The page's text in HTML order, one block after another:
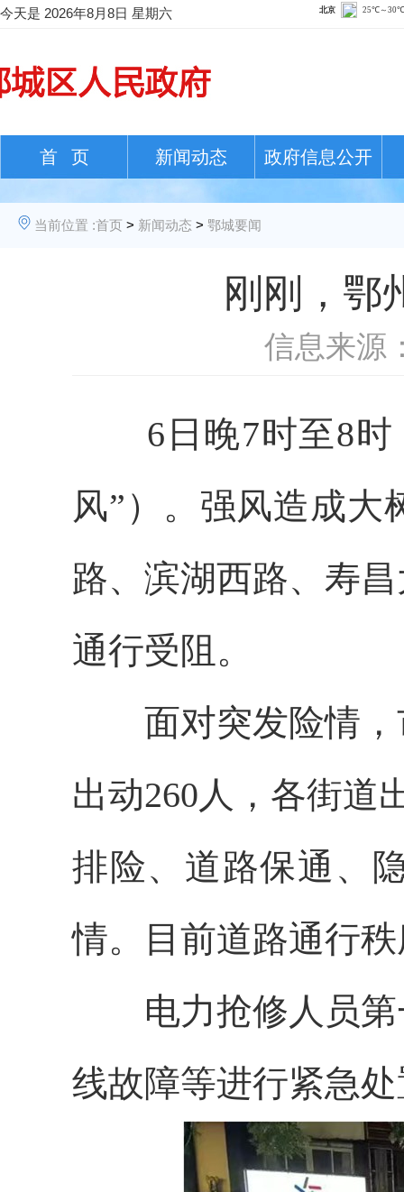
今天是 2026年8月8日 星期六
首 页 新闻动态 政府信息公开
当前位置 :首页 > 新闻动态 > 鄂城要闻
刚刚，鄂
信息来源
6日晚7时至8时
风”） 。强风造成大
路、滨湖西路、寿
通行受阻。
面对突发险情，
出动260人，各街道
排险、道路保通、
情。目前道路通行
电力抢修人员
线故障等进行紧急